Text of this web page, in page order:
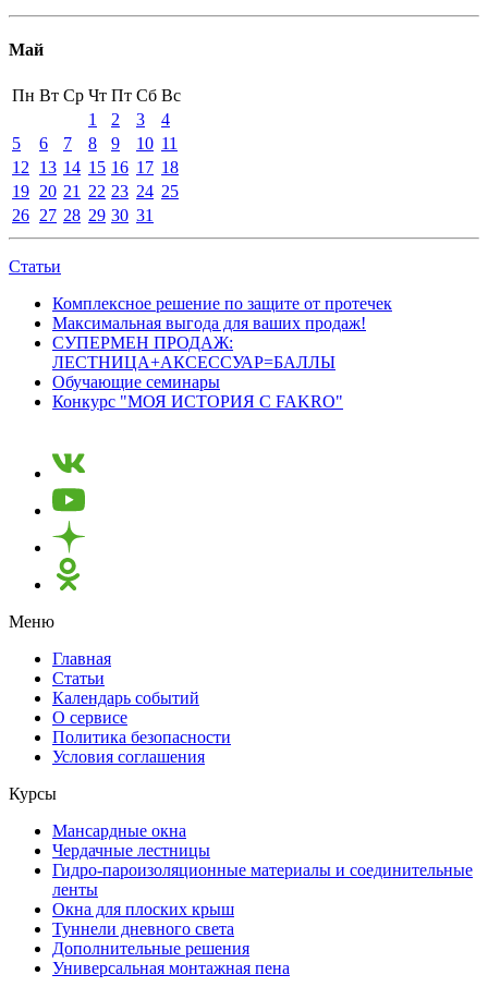
Май
Пн Вт Ср Чт Пт Сб Вс
1
2 3
4
5
6 7 8 9 10 11
12
13 14 15 16 17 18
19 20 21 22 23 24 25
26 27 28 29 30 31
Статьи
Комплексное решение по защите от протечек
Максимальная выгода для ваших продаж!
СУПЕРМЕН ПРОДАЖ:
ЛЕСТНИЦА+АКСЕССУАР=БАЛЛЫ
Обучающие семинары
Конкурс "МОЯ ИСТОРИЯ С FAKRO"
Меню
Главная
Статьи
Календарь событий
О сервисе
Политика безопасности
Условия соглашения
Курсы
Мансардные окна
Чердачные лестницы
Гидро-пароизоляционные материалы и соединительные
ленты
Окна для плоских крыш
Туннели дневного света
Дополнительные решения
Универсальная монтажная пена